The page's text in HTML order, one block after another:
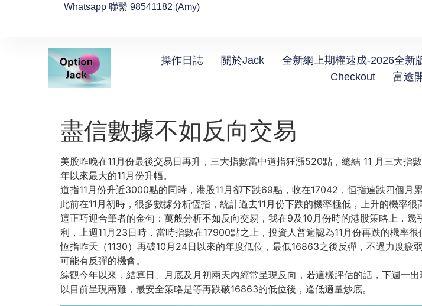
Whatsapp 聯繫 98541182 (Amy)
操作日誌 關於Jack 全新網上期權速成-2026全新
Checkout
富途
盡信數據不如反向交易
美股昨晚在11月份最後交易日再升， 三大指數當中道指狂漲520點，總結 11 月三大指
年以來最大的11月份升幅。
道指11月份升近3000點的同時，港股11月卻下跌69點， 收在17042，恒指連跌四個月
此前在11月初時，很多數據分析恆指， 統計過去11月份下跌的機率極低，上升的機率很
這正巧迎合筆者的金句：萬般分析不如反向交易， 我在9及10月份時的港股策略上，
利， 上週11月23日時，當時指數在17900點之上， 投資人普遍認為11月份再跌的機率很
恆指昨天（1130）再破10月24日以來的年度低位， 最低16863之後反彈，不過力度疲弱
可能有反彈的機會。
綜觀今年以來，結算日、月底及月初兩天內經常呈現反向， 若這樣評估的話，下週一出
以目前呈現兩難，最安全策略是等再跌破16863的低位後， 逢低適量炒底。